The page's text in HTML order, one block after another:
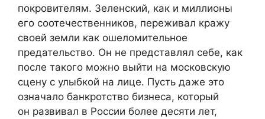
покровителям. Зеленский, как и миллионы
его соотечественников, переживал кражу
своей земли как ошеломительное
предательство. Он не представлял себе, как
после такого можно выйти на московскую
сцену с улыбкой на лице. Пусть даже это
означало банкротство бизнеса, который
он развивал в России более десяти лет,